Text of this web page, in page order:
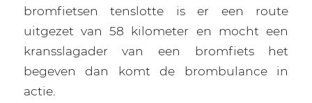
bromfietsen tenslotte is er een route
uitgezet van 58 kilometer en mocht een
kransslagader van een bromfiets het
begeven dan komt de brombulance in
actie.